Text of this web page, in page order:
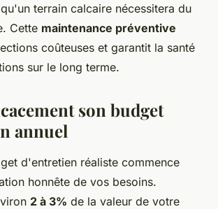
terrain calcaire nécessitera du
Cette maintenance préventive
coûteuses et garantit la santé
sur le long terme.
son budget
annuel
d'entretien réaliste commence
honnête de vos besoins.
2 à 3% de la valeur de votre